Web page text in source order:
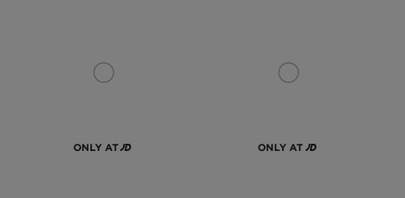
ONLY AT ONLY AT